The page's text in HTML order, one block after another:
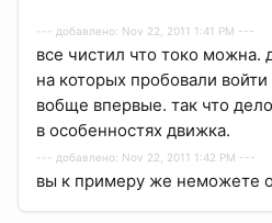
--- добавлено: Nov 22, 2011 1:41 PM ---
все чистил что токо можна.
на которых пробовали
вобще впервые. так что
в особенностях движка.
--- добавлено: Nov 22, 2011 1:42 PM ---
вы к примеру же неможете